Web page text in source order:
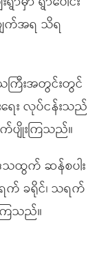
ျက်အရ သိရ
ြီးအတွင်းတွင်
ရေး လုပ်ငန်းသည်
စိုက်ပျိုးကြသည်။
ထွက် ဆန်စပါး
ရက် ခရိုင်၊ သရက်
ကြသည်။